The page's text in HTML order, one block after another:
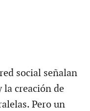
social señalan
la creación de
Pero un